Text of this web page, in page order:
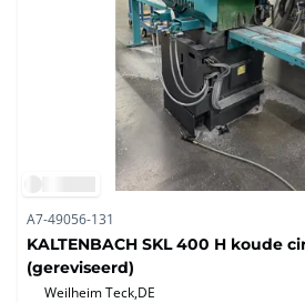
A7-49056-131
KALTENBACH SKL 400 H koude
(gereviseerd)
Weilheim Teck,DE